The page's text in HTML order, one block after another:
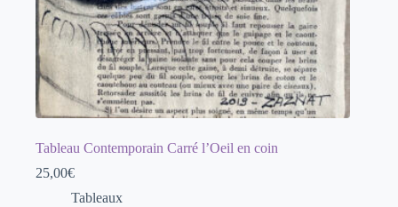
Tableau Contemporain Carré l’Oeil en coin
25,00€
Tableaux